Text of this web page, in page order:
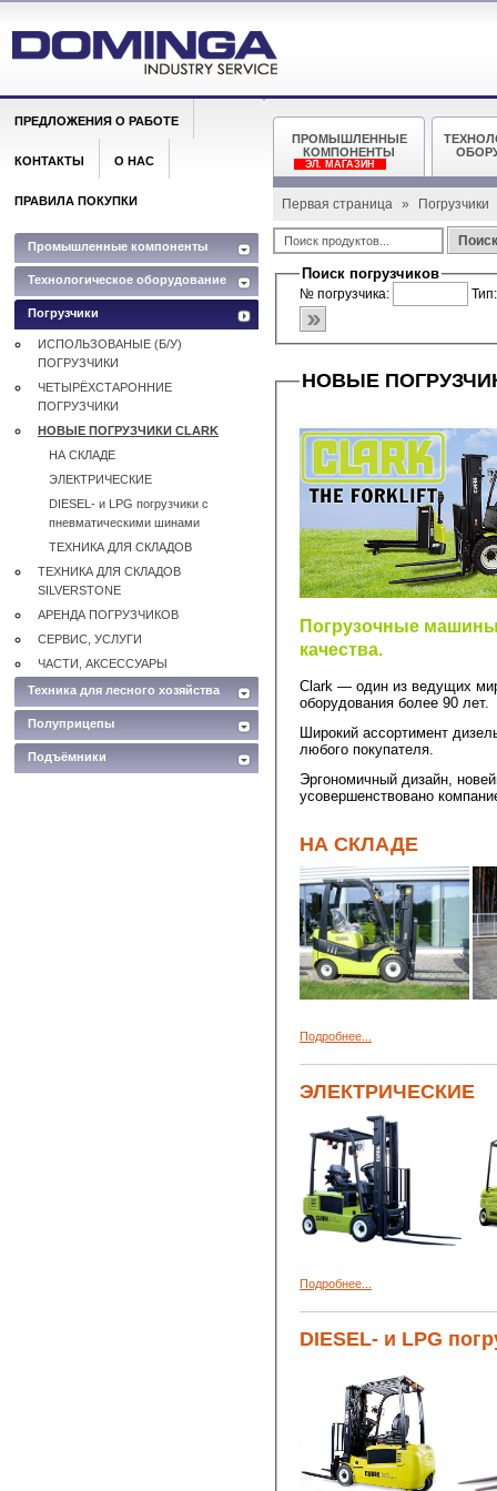
ПРОМЫШЛЕННЫЕ
КОМПОНЕНТЫ
ЭЛ. МАГАЗИН
Первая страница » Погрузчики
Поиск
Поиск погрузчиков
№ погрузчика:
НОВЫЕ
Погрузочные машины
качества.
Clark — один из ведущих
оборудования более 90 лет.
Широкий ассортимент
любого покупателя.
Эргономичный дизайн,
усовершенствовано
НА СКЛАДЕ
Подробнее...
ЭЛЕКТРИЧЕСКИЕ
Подробнее...
DIESEL- и LPG
ПРЕДЛОЖЕНИЯ О РАБОТЕ
КОНТАКТЫ О НАС
ПРАВИЛА ПОКУПКИ
Промышленные компоненты
Технологическое оборудование
Погрузчики
ИСПОЛЬЗОВАНЫЕ (Б/У)
ПОГРУЗЧИКИ
ЧЕТЫРЁХСТАРОННИЕ
ПОГРУЗЧИКИ
НОВЫЕ ПОГРУЗЧИКИ CLARK
НА СКЛАДЕ
ЭЛЕКТРИЧЕСКИЕ
DIESEL- и LPG погрузчики с
пневматическими шинами
ТЕХНИКА ДЛЯ СКЛАДОВ
ТЕХНИКА ДЛЯ СКЛАДОВ
SILVERSTONE
АРЕНДА ПОГРУЗЧИКОВ
СЕРВИС, УСЛУГИ
ЧАСТИ, АКСЕССУАРЫ
Техника для лесного хозяйства
Полуприцепы
Подъёмники